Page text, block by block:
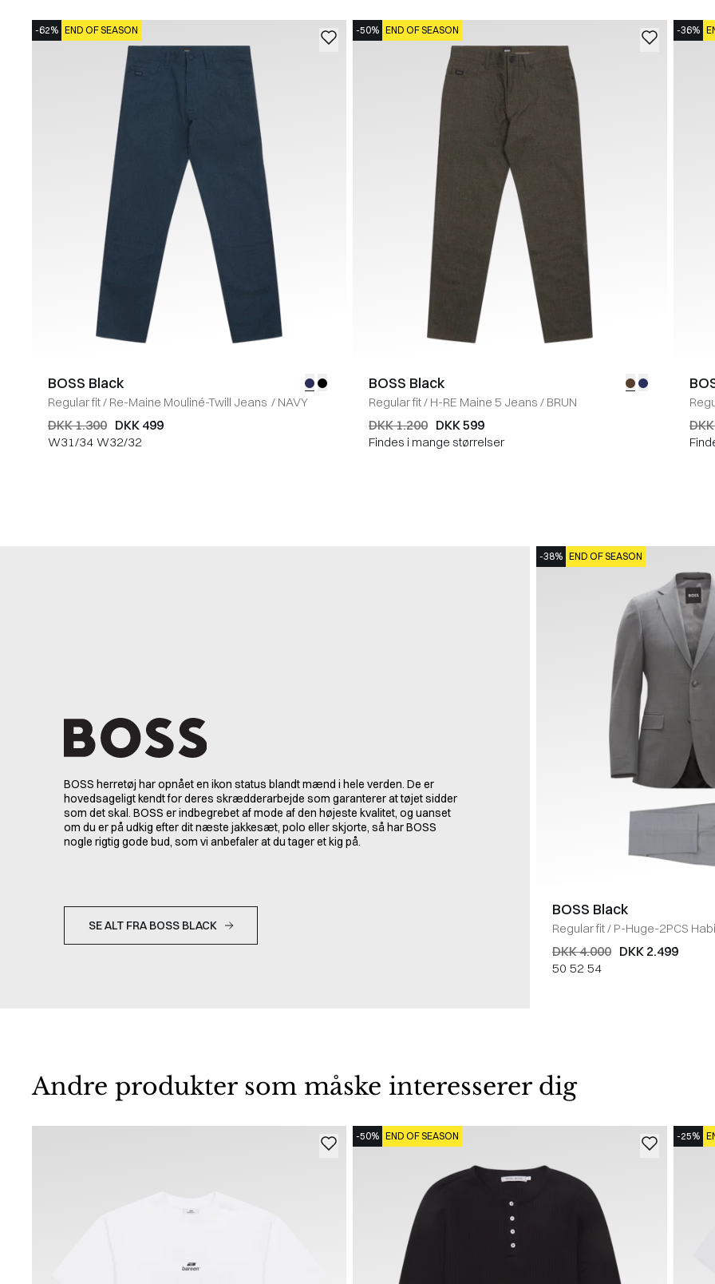
-62% END OF SEASON
BOSS Black
Regular fit/ Re-Maine Mouliné-Twill Jeans / NAVY
DKK 1.300 DKK 499
W31/34 W32/32
-50% END OF SEASON
BOSS Black
Regular fit/ H-RE Maine 5 Jeans / BRUN
DKK 1.200 DKK 599
Findes i mange størrelser
-36%
BOSS herretøj har opnået en ikon status blandt mænd i hele verden. De er
hovedsageligt kendt for deres skrædderarbejde som garanterer at tøjet sidder
som det skal. BOSS er indbegrebet af mode af den højeste kvalitet, og uanset
om du er på udkig efter dit næste jakkesæt, polo eller skjorte, så har BOSS
nogle rigtig gode bud, som vi anbefaler at du tager et kig på.
SE ALT FRA BOSS BLACK
-38% END OF SEASON
BOSS Black
Regular fit/ P-Huge-2PCS
DKK 4.000 DKK 2.499
50 52 54
Andre produkter som måske interesserer dig
-50% END OF SEASON -25%